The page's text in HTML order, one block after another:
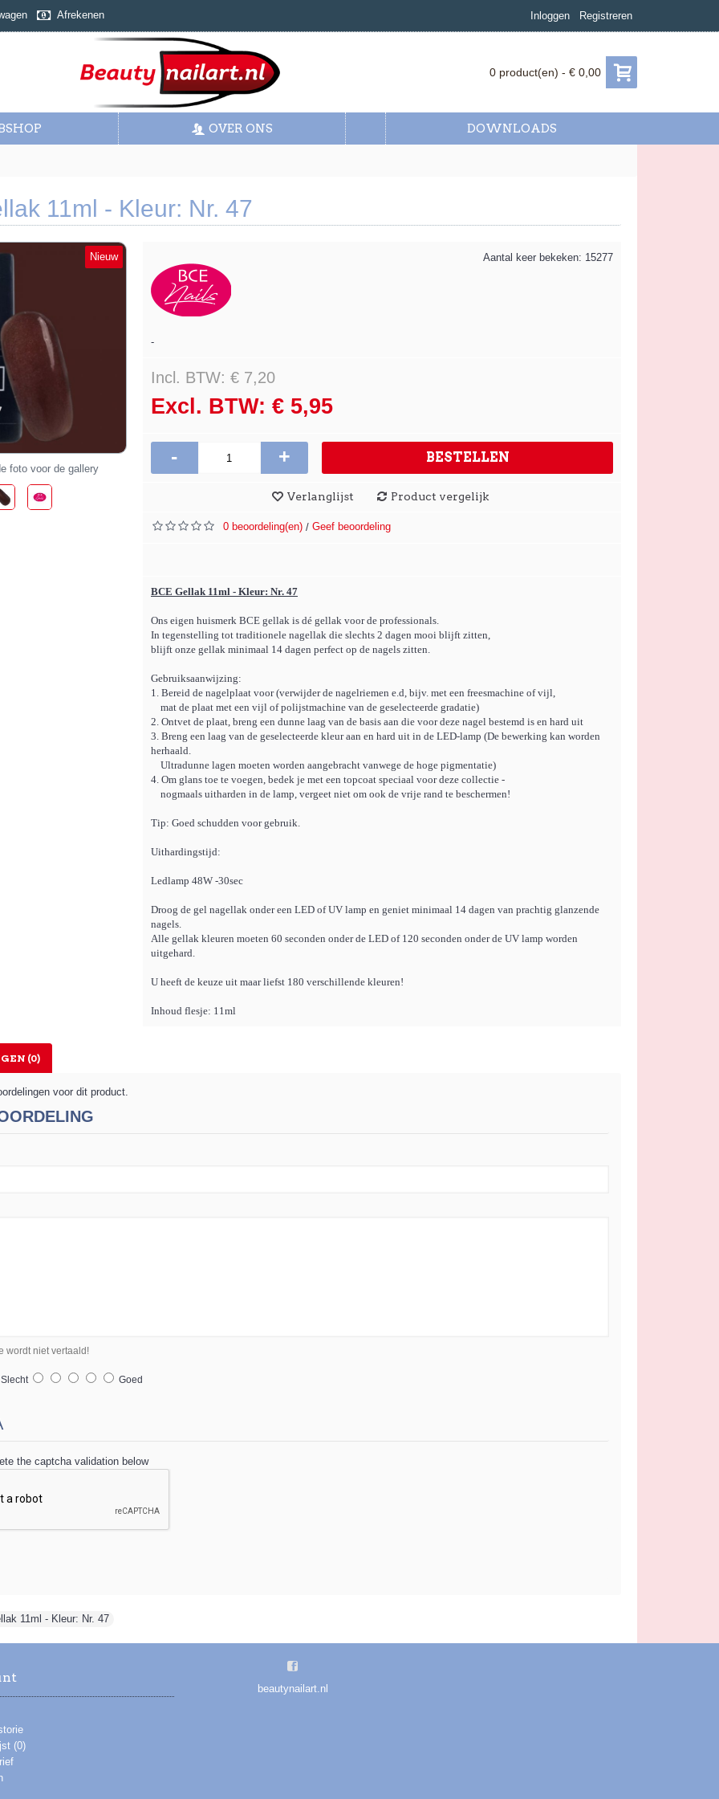
Afrekenen Inloggen Registreren
0 product(en) - € 0,00
OVER ONS DOWNLOADS
11ml - Kleur: Nr. 47
Nieuw
foto voor de gallery
Aantal keer bekeken: 15277
-
Incl. BTW: € 7,20
Excl. BTW: € 5,95
- + BESTELLEN
Verlanglijst Product vergelijk
0 beoordeling(en) / Geef beoordeling
BCE Gellak 11ml - Kleur: Nr. 47
Ons eigen huismerk BCE gellak is dé gellak voor de professionals.
In tegenstelling tot traditionele nagellak die slechts 2 dagen mooi blijft zitten,
blijft onze gellak minimaal 14 dagen perfect op de nagels zitten.
Gebruiksaanwijzing:
1. Bereid de nagelplaat voor (verwijder de nagelriemen e.d, bijv. met een freesmachine of vijl,
mat de plaat met een vijl of polijstmachine van de geselecteerde gradatie)
2. Ontvet de plaat, breng een dunne laag van de basis aan die voor deze nagel bestemd is en hard uit
3. Breng een laag van de geselecteerde kleur aan en hard uit in de LED-lamp (De bewerking kan worden
herhaald.
Ultradunne lagen moeten worden aangebracht vanwege de hoge pigmentatie)
4. Om glans toe te voegen, bedek je met een topcoat speciaal voor deze collectie -
nogmaals uitharden in de lamp, vergeet niet om ook de vrije rand te beschermen!
Tip: Goed schudden voor gebruik.
Uithardingstijd:
Ledlamp 48W -30sec
Droog de gel nagellak onder een LED of UV lamp en geniet minimaal 14 dagen van prachtig glanzende
nagels.
Alle gellak kleuren moeten 60 seconden onder de LED of 120 seconden onder de UV lamp worden
uitgehard.
U heeft de keuze uit maar liefst 180 verschillende kleuren!
Inhoud flesje: 11ml
(0)
voor dit product.
wordt niet vertaald!
Goed
the captcha validation below
11ml - Kleur: Nr. 47
(0)
beautynailart.nl